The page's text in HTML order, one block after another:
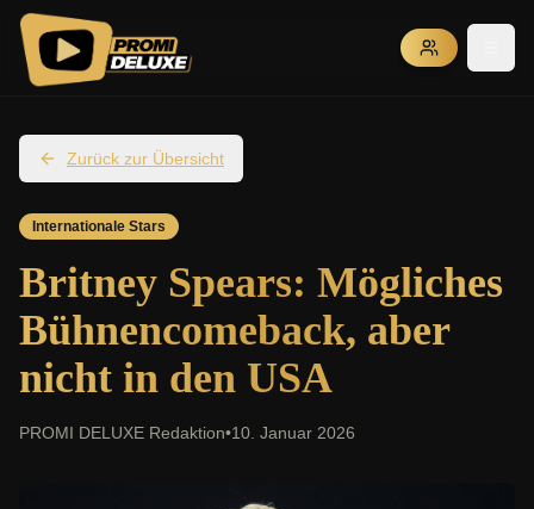
Zurück zur Übersicht
Internationale Stars
Britney Spears: Mögliches
Bühnencomeback, aber
nicht in den USA
PROMI DELUXE Redaktion•10. Januar 2026